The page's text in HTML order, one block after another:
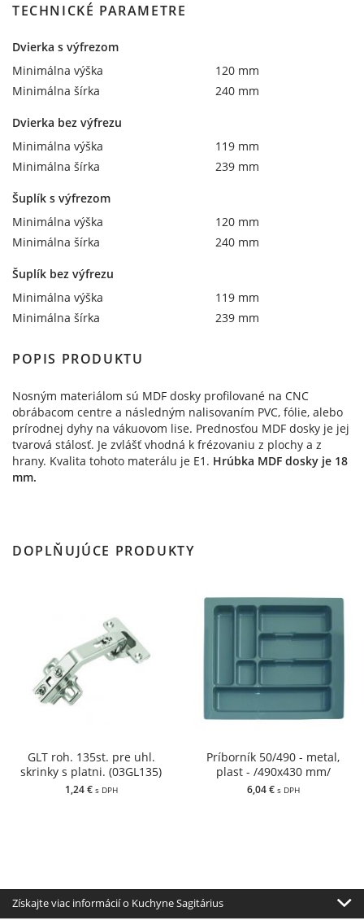
TECHNICKÉ PARAMETRE
Dvierka s výfrezom
Minimálna výška
120 mm
Minimálna šírka
240 mm
Dvierka bez výfrezu
Minimálna výška
119 mm
Minimálna šírka
239 mm
Šuplík s výfrezom
Minimálna výška
120 mm
Minimálna šírka
240 mm
Šuplík bez výfrezu
Minimálna výška
119 mm
Minimálna šírka
239 mm
POPIS PRODUKTU
Nosným materiálom sú MDF dosky profilované na CNC
obrábacom centre a následným nalisovaním PVC, fólie, alebo
prírodnej dyhy na vákuovom lise. Prednosťou MDF dosky je jej
tvarová stálosť. Je zvlášť vhodná k frézovaniu z plochy a z
hrany. Kvalita tohoto materálu je E1. Hrúbka MDF dosky je 18
mm.
DOPLŇUJÚCE PRODUKTY
GLT roh. 135st. pre uhl.
skrinky s platni. (03GL135)
1,24 € s DPH
Príborník 50/490 - metal,
plast - /490x430 mm/
6,04 € s DPH
Získajte viac informácií o Kuchyne Sagitárius